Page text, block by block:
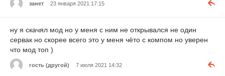
занет 23 января 2021 17:15
ну я скачял мод но у меня с ним не открывался не один
сервак но скорее всего это у меня чёто с компом но уверен
что мод топ )
гость (другой) 7 июля 2021 14:32